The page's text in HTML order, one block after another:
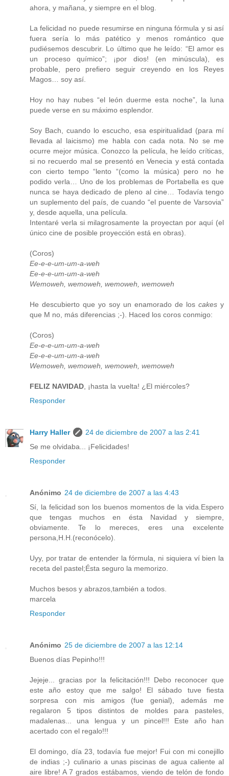
ahora, y mañana, y siempre en el blog.
La felicidad no puede resumirse en ninguna fórmula y si así
fuera sería lo más patético y menos romántico que
pudiésemos descubrir. Lo último que he leído: “El amor es
un proceso químico”; ¡por dios! (en minúscula), es
probable, pero prefiero seguir creyendo en los Reyes
Magos… soy así.
Hoy no hay nubes “el león duerme esta noche”, la luna
puede verse en su máximo esplendor.
Soy Bach, cuando lo escucho, esa espiritualidad (para mí
llevada al laicismo) me habla con cada nota. No se me
ocurre mejor música. Conozco la película, he leído críticas,
si no recuerdo mal se presentó en Venecia y está contada
con cierto tempo “lento “(como la música) pero no he
podido verla… Uno de los problemas de Portabella es que
nunca se haya dedicado de pleno al cine… Todavía tengo
un suplemento del país, de cuando “el puente de Varsovia”
y, desde aquella, una película.
Intentaré verla si milagrosamente la proyectan por aquí (el
único cine de posible proyección está en obras).
(Coros)
Ee-e-e-um-um-a-weh
Ee-e-e-um-um-a-weh
Wemoweh, wemoweh, wemoweh, wemoweh
He descubierto que yo soy un enamorado de los cakes y
que M no, más diferencias ;-). Haced los coros conmigo:
(Coros)
Ee-e-e-um-um-a-weh
Ee-e-e-um-um-a-weh
Wemoweh, wemoweh, wemoweh, wemoweh
FELIZ NAVIDAD , ¡hasta la vuelta! ¿El miércoles?
Responder
Harry Haller
24 de diciembre de 2007 a las 2:41
Se me olvidaba... ¡Felicidades!
Responder
Anónimo 24 de diciembre de 2007 a las 4:43
Sí, la felicidad son los buenos momentos de la vida.Espero
que tengas muchos en ésta Navidad y siempre,
obviamente. Te lo mereces, eres una excelente
persona,H.H.(reconócelo).
Uyy, por tratar de entender la fórmula, ni siquiera ví bien la
receta del pastel;Ésta seguro la memorizo.
Muchos besos y abrazos,también a todos.
marcela
Responder
Anónimo 25 de diciembre de 2007 a las 12:14
Buenos días Pepinho!!!
Jejeje... gracias por la felicitación!!! Debo reconocer que
este año estoy que me salgo! El sábado tuve fiesta
sorpresa con mis amigos (fue genial), además me
regalaron 5 tipos distintos de moldes para pasteles,
madalenas... una lengua y un pincel!!! Este año han
acertado con el regalo!!!
El domingo, día 23, todavía fue mejor! Fui con mi conejillo
de indias ;-) culinario a unas piscinas de agua caliente al
aire libre! A 7 grados estábamos, viendo de telón de fondo